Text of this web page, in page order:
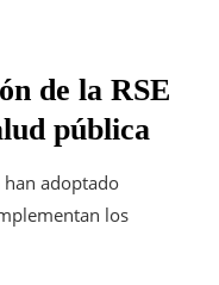
de la RSE
pública
han adoptado
los